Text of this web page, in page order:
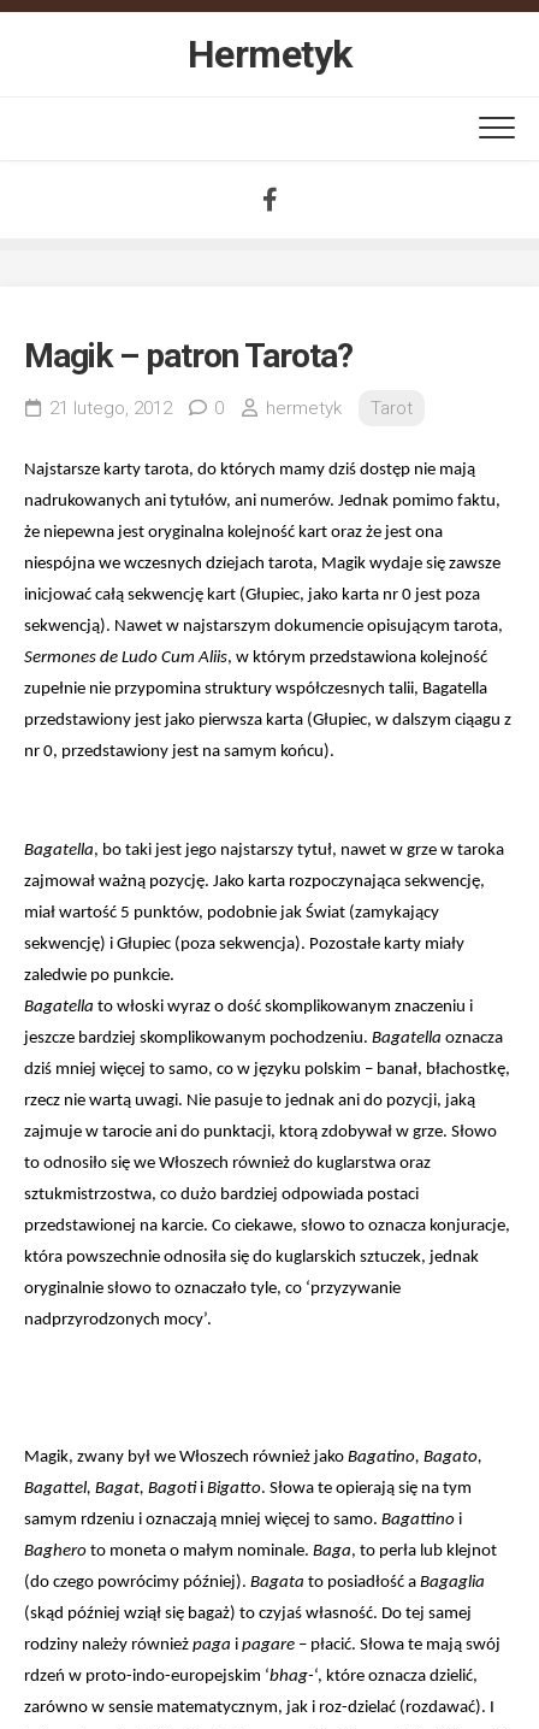
Skip
Hermetyk
Magik – patron Tarota?
21 lutego, 2012 0 hermetyk Tarot
Najstarsze karty tarota, do których mamy dziś dostęp nie mają
nadrukowanych ani tytułów, ani numerów. Jednak pomimo faktu,
że niepewna jest oryginalna kolejność kart oraz że jest ona
niespójna we wczesnych dziejach tarota, Magik wydaje się zawsze
inicjować całą sekwencję kart (Głupiec, jako karta nr 0 jest poza
Sermones de Ludo Cum Aliis, w którym przedstawiona kolejność
zupełnie nie przypomina struktury współczesnych talii, Bagatella
przedstawiony jest jako pierwsza karta (Głupiec, w dalszym ciąagu z
nr 0, przedstawiony jest na samym końcu).
Bagatella, bo taki jest jego najstarszy tytuł, nawet w grze w taroka
zajmował ważną pozycję. Jako karta rozpoczynająca sekwencję,
miał wartość 5 punktów, podobnie jak Świat (zamykający
sekwencję) i Głupiec (poza sekwencja). Pozostałe karty miały
zaledwie po punkcie.
Bagatella to włoski wyraz o dość skomplikowanym znaczeniu i
jeszcze bardziej skomplikowanym pochodzeniu. Bagatella oznacza
dziś mniej więcej to samo, co w języku polskim – banał, błachostkę,
rzecz nie wartą uwagi. Nie pasuje to jednak ani do pozycji, jaką
zajmuje w tarocie ani do punktacji, ktorą zdobywał w grze. Słowo
to odnosiło się we Włoszech również do kuglarstwa oraz
sztukmistrzostwa, co dużo bardziej odpowiada postaci
przedstawionej na karcie. Co ciekawe, słowo to oznacza konjuracje,
która powszechnie odnosiła się do kuglarskich sztuczek, jednak
oryginalnie słowo to oznaczało tyle, co ‘przyzywanie
nadprzyrodzonych mocy’.
Magik, zwany był we Włoszech również jako Bagatino, Bagato,
Bagattel, Bagat, Bagoti i Bigatto. Słowa te opierają się na tym
samym rdzeniu i oznaczają mniej więcej to samo. Bagattino
Baghero to moneta o małym nominale. Baga, to perła lub klejnot
(do czego powrócimy później). Bagata to posiadłość a Bagaglia
(skąd później wziął się bagaż) to czyjaś własność. Do tej samej
rodziny należy również paga i pagare – płacić. Słowa te mają swój
rdzeń w proto-indo-europejskim ‘bhag-‘, które oznacza dzielić,
zarówno w sensie matematycznym, jak i roz-dzielać (rozdawać). I